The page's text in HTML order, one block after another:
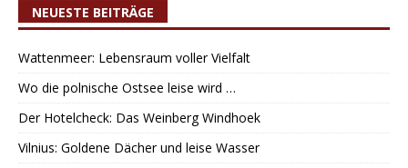
NEUESTE BEITRÄGE
Wattenmeer: Lebensraum voller Vielfalt
Wo die polnische Ostsee leise wird …
Der Hotelcheck: Das Weinberg Windhoek
Vilnius: Goldene Dächer und leise Wasser